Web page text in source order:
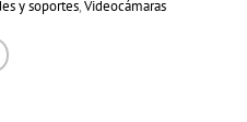
y soportes,Videocámaras